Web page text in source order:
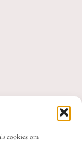
cookies om